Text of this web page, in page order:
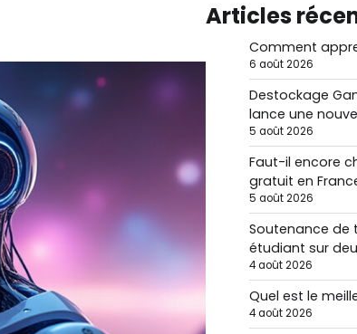
Articles
Comment
6 août 2026
Destockage
lance une
5 août 2026
Faut-il encore
gratuit en
5 août 2026
Soutenance de
étudiant sur
4 août 2026
Quel est le
4 août 2026